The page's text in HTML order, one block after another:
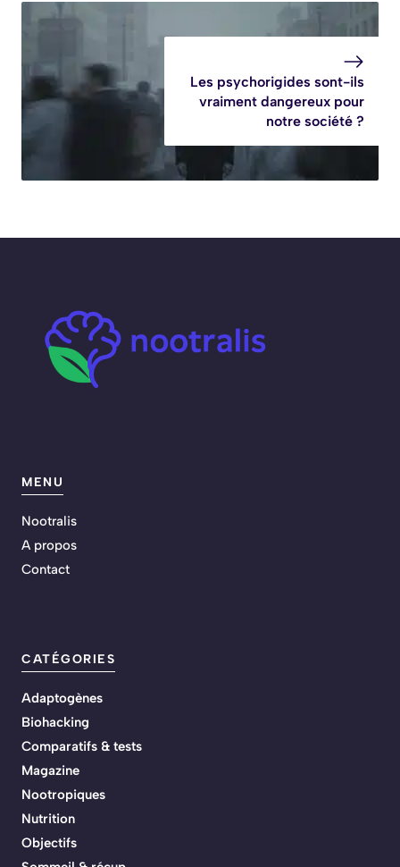
Les psychorigides sont-ils
vraiment dangereux pour
notre société ?
MENU
Nootralis
A propos
Contact
CATÉGORIES
Adaptogènes
Biohacking
Comparatifs & tests
Magazine
Nootropiques
Nutrition
Objectifs